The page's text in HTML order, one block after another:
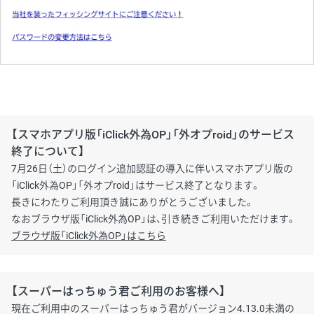
【スマホアプリ版「iClick外為OP」「外オプroid」のサービス
終了について】
7月26日（土）のログイン追加認証の導入に伴いスマホアプリ版の
「iClick外為OP」「外オプroid」はサービス終了となります。
長きにわたりご利用頂き誠にありがとうございました。
なおブラウザ版「iClick外為OP」は、引き続きご利用いただけます。
ブラウザ版「iClick外為OP」はこちら
【スーパーはっちゅう君ご利用のお客様へ】
現在ご利用中のスーパーはっちゅう君がバージョン4.13.0未満の